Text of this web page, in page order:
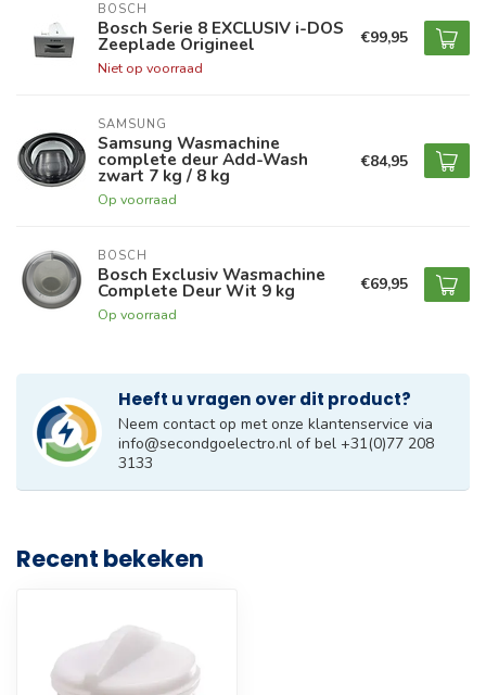
BOSCH
Bosch Serie 8 EXCLUSIV i-DOS
Zeeplade Origineel
Niet op voorraad
€99,95
SAMSUNG
Samsung Wasmachine
complete deur Add-Wash
zwart 7 kg / 8 kg
Op voorraad
€84,95
BOSCH
Bosch Exclusiv Wasmachine
Complete Deur Wit 9 kg
Op voorraad
€69,95
Heeft u vragen over dit product?
Neem contact op met onze klantenservice via
info@secondgoelectro.nl of bel +31(0)77 208
3133
Recent bekeken